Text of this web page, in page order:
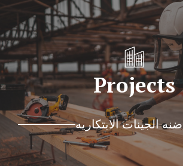
Projects
الجينات الابتكاريه